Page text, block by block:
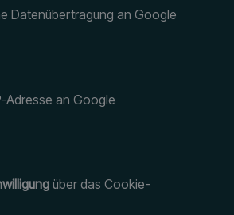
Datenübertragung an Google
Adresse an Google
über das Cookie-